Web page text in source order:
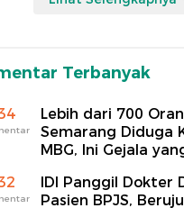
Terbanyak
Lebih dari 700
Semarang Diduga
MBG, Ini Gejala
IDI Panggil Dokter
Pasien BPJS,